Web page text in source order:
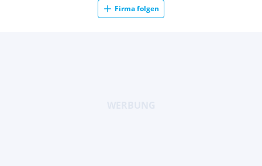
Firma folgen